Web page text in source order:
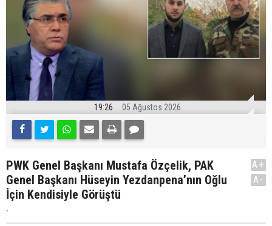
19:26 05 Ağustos 2026
PWK Genel Başkanı Mustafa Özçelik, PAK
Genel Başkanı Hüseyin Yezdanpena’nın Oğlu
İçin Kendisiyle Görüştü
.
A+
A-